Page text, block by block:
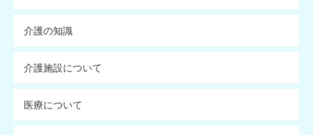
介護の知識
介護施設について
医療について